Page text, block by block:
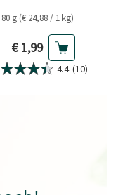
80 g (€ 24,88 / 1 kg)
Aktueller Preis
€ 1,99
4.4 (10)